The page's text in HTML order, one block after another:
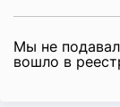
Мы не
вошло в